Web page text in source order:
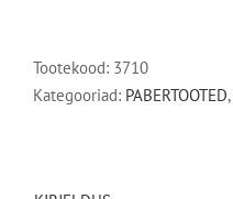
Tootekood: 3710
Kategooriad: PABERTOOTED,